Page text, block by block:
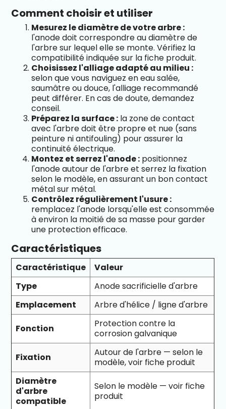
Comment choisir et utiliser
Mesurez le diamètre de votre arbre :
l'anode doit correspondre au diamètre de
l'arbre sur lequel elle se monte. Vérifiez la
compatibilité indiquée sur la fiche produit.
Choisissez l'alliage adapté au milieu :
selon que vous naviguez en eau salée,
saumâtre ou douce, l'alliage recommandé
peut différer. En cas de doute, demandez
conseil.
Préparez la surface : la zone de contact
avec l'arbre doit être propre et nue (sans
peinture ni antifouling) pour assurer la
continuité électrique.
Montez et serrez l'anode : positionnez
l'anode autour de l'arbre et serrez la fixation
selon le modèle, en assurant un bon contact
métal sur métal.
Contrôlez régulièrement l'usure :
remplacez l'anode lorsqu'elle est consommée
à environ la moitié de sa masse pour garder
une protection efficace.
Caractéristiques
Caractéristique
Valeur
Type
Anode sacrificielle d'arbre
Emplacement
Arbre d'hélice / ligne d'arbre
Fonction
Protection contre la
corrosion galvanique
Fixation
Autour de l'arbre — selon le
modèle, voir fiche produit
Diamètre
d'arbre
compatible
Selon le modèle — voir fiche
produit